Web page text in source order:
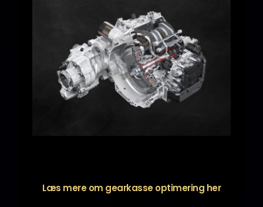
Læs mere om gearkasse optimering her